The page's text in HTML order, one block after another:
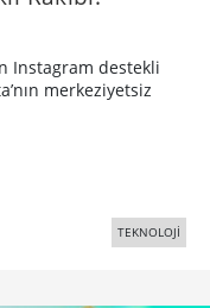
Instagram destekli
merkeziyetsiz
TEKNOLOJİ